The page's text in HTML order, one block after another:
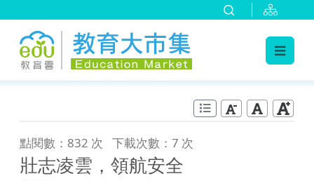
點閱數：832 次 下載次數：7 次
壯志凌雲，領航安全